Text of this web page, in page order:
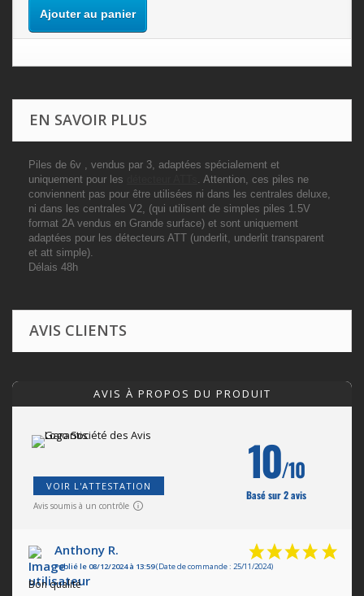
Ajouter au panier
EN SAVOIR PLUS
Piles de 6v , vendus par 3, adaptées spécialement et
uniquement pour les
. Attention, ces piles ne
conviennent pas pour être utilisées ni dans les centrales deluxe,
ni dans les centrales V2, (qui utilisent de simples piles 1.5V
format 2A vendus en Grande surface) et sont uniquement
adaptées pour les détecteurs ATT (underlit, underlit transparent
et att simple).
Délais 48h
AVIS CLIENTS
AVIS À PROPOS DU PRODUIT
VOIR L'ATTESTATION
Avis soumis à un contrôle
10/10
Basé sur 2 avis
Anthony R.
Publié le 08/12/2024 à 13:59(Date de commande : 25/11/2024)
Bon qualité